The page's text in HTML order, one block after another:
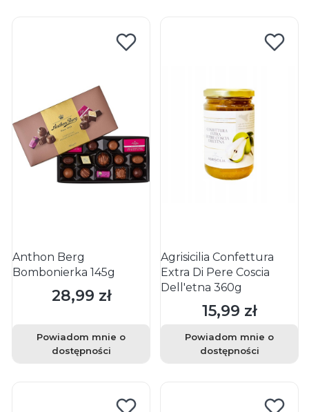
Anthon Berg
Bombonierka 145g
Cena
28,99 zł
Powiadom mnie o
dostępności
Agrisicilia Confettura
Extra Di Pere Coscia
Dell'etna 360g
Cena
15,99 zł
Powiadom mnie o
dostępności